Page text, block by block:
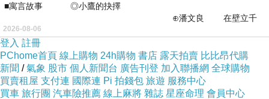
無論是清爽
的短袖還是
■寓言故事 ◎小鷹的抉擇
⊕潘文良 在壁立千
仞的懸崖上，有一座遮天蔽
2026-08-06
登入 註冊
PChome首頁 線上購物 24h購物 書店 露天拍賣 比比昂代購
新聞 /氣象 股市 個人新聞台 廣告刊登 加入聯播網 全球購物
買賣租屋 支付連 國際連 Pi 拍錢包 旅遊 服務中心
買車 旅行團 汽車險推薦 線上麻將 雜誌 星座命理 會員中心